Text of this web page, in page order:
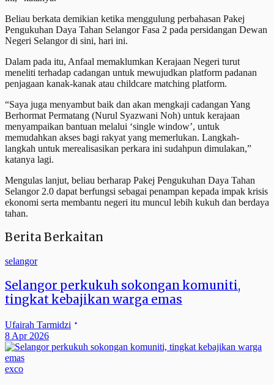
Beliau berkata demikian ketika menggulung perbahasan Pakej
Pengukuhan Daya Tahan Selangor Fasa 2 pada persidangan Dewan
Negeri Selangor di sini, hari ini.
Dalam pada itu, Anfaal memaklumkan Kerajaan Negeri turut
meneliti terhadap cadangan untuk mewujudkan platform padanan
penjagaan kanak-kanak atau childcare matching platform.
“Saya juga menyambut baik dan akan mengkaji cadangan Yang
Berhormat Permatang (Nurul Syazwani Noh) untuk kerajaan
menyampaikan bantuan melalui ‘single window’, untuk
memudahkan akses bagi rakyat yang memerlukan. Langkah-
langkah untuk merealisasikan perkara ini sudahpun dimulakan,”
katanya lagi.
Mengulas lanjut, beliau berharap Pakej Pengukuhan Daya Tahan
Selangor 2.0 dapat berfungsi sebagai penampan kepada impak krisis
ekonomi serta membantu negeri itu muncul lebih kukuh dan berdaya
tahan.
Berita Berkaitan
selangor
Selangor perkukuh sokongan komuniti,
tingkat kebajikan warga emas
Ufairah Tarmidzi
8 Apr 2026
exco